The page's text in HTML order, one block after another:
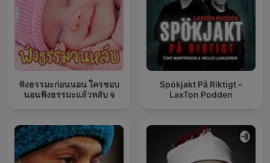
ฟังธรรมะก่อนนอน ใครชอบ
นอนฟังธรรมะแล้วหลับ จ
Spökjakt På Riktigt –
LaxTon Podden